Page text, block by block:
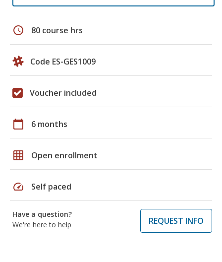
schedule 80 course hrs
Code ES-GES1009
Voucher included
calendar_today 6 months
grid_on Open enrollment
speed Self paced
Have a question?
We're here to help
REQUEST INFO